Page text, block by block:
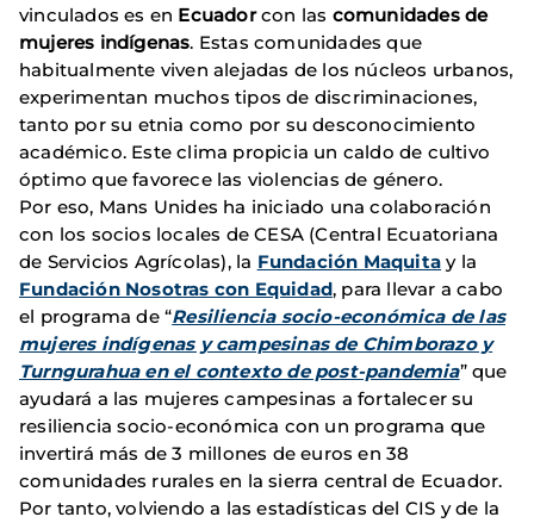
vinculados es en Ecuadorcon las comunidades de
mujeres indígenas. Estas comunidades que
habitualmente viven alejadas de los núcleos urbanos,
experimentan muchos tipos de discriminaciones,
tanto por su etnia como por su desconocimiento
académico. Este clima propicia un caldo de cultivo
óptimo que favorece las violencias de género.
Por eso, Mans Unides ha iniciado una colaboración
con los socios locales de CESA (Central Ecuatoriana
de Servicios Agrícolas), la Fundación Maquita y la
Fundación Nosotras con Equidad, para llevar a cabo
el programa de “Resiliencia socio-económica de las
mujeres indígenas y campesinas de Chimborazo y
Turngurahua en el contexto de post-pandemia” que
ayudará a las mujeres campesinas a fortalecer su
resiliencia socio-económica con un programa que
invertirá más de 3 millones de euros en 38
comunidades rurales en la sierra central de Ecuador.
Por tanto, volviendo a las estadísticas del CIS y de la